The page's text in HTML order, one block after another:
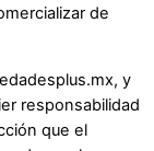
de
y
responsabilidad
que el